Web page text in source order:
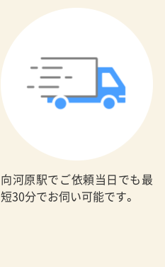
向河原駅でご依頼当日でも最
短30分でお伺い可能です。